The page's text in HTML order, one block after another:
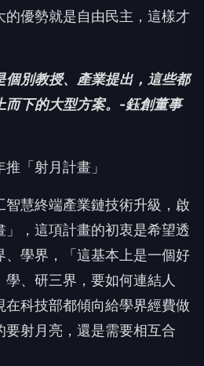
的優勢就是自由民主，這樣才
別教授、產業提出，這些都
而下的大型方案。-鈺創董事
「射月計畫」
慧終端產業鏈技術升級，啟
，這項計畫的初衷是希望透
、學界，「這基本上是一個好
、研三界，要如何連結人
在科技部都傾向給學界經費做
射月亮，還是需要相互合